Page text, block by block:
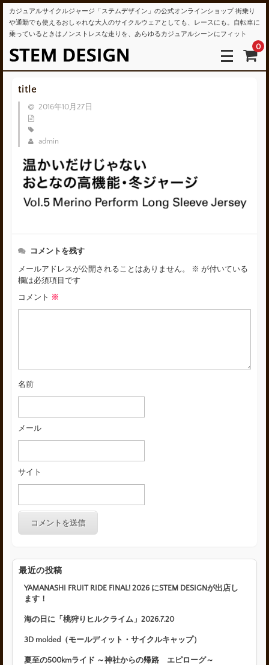
カジュアルサイクルジャージ「ステムデザイン」の公式オンラインショップ 街乗り
や通勤でも使えるおしゃれな大人のサイクルウェアとしても、レースにも。自転車に
乗っているときはノンストレスな走りを、あらゆるカジュアルシーンにフィット
0
title
2016年10月27日
admin
コメントを残す
メールアドレスが公開されることはありません。 ※ が付いている
欄は必須項目です
コメント ※
名前
メール
サイト
最近の投稿
YAMANASHI FRUIT RIDE FINAL! 2026 にSTEM DESIGNが出店し
ます！
海の日に「桃狩りヒルクライム」2026.7.20
3D molded（モールディット・サイクルキャップ）
夏至の500kmライド ～神社からの帰路 エピローグ～